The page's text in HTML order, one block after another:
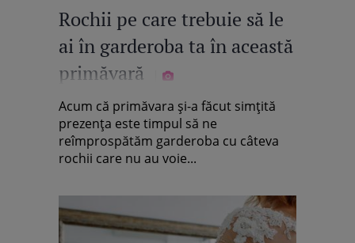
Rochii pe care trebuie să le
ai în garderoba ta în această
primăvară
Acum că primăvara și-a făcut simțită
prezența este timpul să ne
reîmprospătăm garderoba cu câteva
rochii care nu au voie...